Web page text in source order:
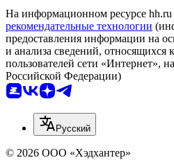
На информационном ресурсе hh.ru
рекомендательные технологии
предоставления информации на
и анализа сведений, относящихся
пользователей сети «Интернет»,
Российской Федерации)
Русский
© 2026 ООО «Хэдхантер»